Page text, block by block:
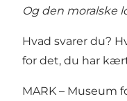
Og den moralske
Hvad svarer du?
for det, du har
MARK – Museum